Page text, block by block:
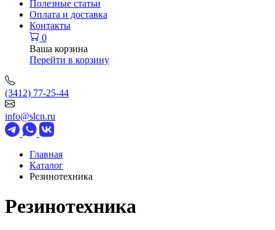
Полезные статьи
Оплата и доставка
Контакты
0
Ваша корзина
Перейти в корзину
(3412) 77-25-44
info@slcn.ru
Главная
Каталог
Резинотехника
Резинотехника